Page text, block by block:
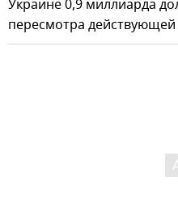
Украине 0,9 миллиарда
пересмотра